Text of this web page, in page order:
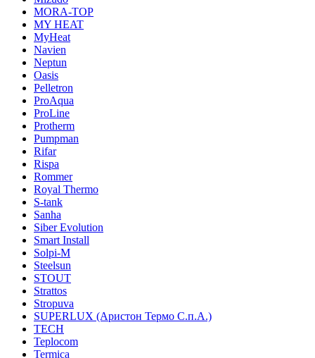
MORA-TOP
MY HEAT
MyHeat
Navien
Neptun
Oasis
Pelletron
ProAqua
ProLine
Protherm
Pumpman
Rifar
Rispa
Rommer
Royal Thermo
S-tank
Sanha
Siber Evolution
Smart Install
Solpi-M
Steelsun
STOUT
Strattos
Stropuva
SUPERLUX (Аристон Термо С.п.А.)
TECH
Teplocom
Termica